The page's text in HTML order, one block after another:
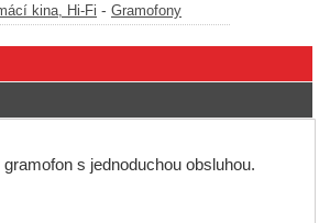
kina, Hi-Fi - Gramofony
s jednoduchou obsluhou.